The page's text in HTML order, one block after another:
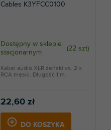
Cables K3YFCC0100
Dostępny w sklepie
stacjonarnym
(22 szt)
22,60 zł
DO KOSZYKA
Kabel audio XLR żeński vs. 2 x
RCA męski. Długość 1 m.